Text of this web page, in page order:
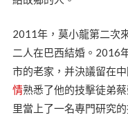
2011年，莫小龍第二次
二人在巴西結婚。2016
市的老家，并決議留在
情熟悉了他的技擊徒弟
里當上了一名專門研究的